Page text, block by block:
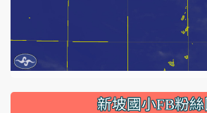
::: 新坡國小FB粉絲